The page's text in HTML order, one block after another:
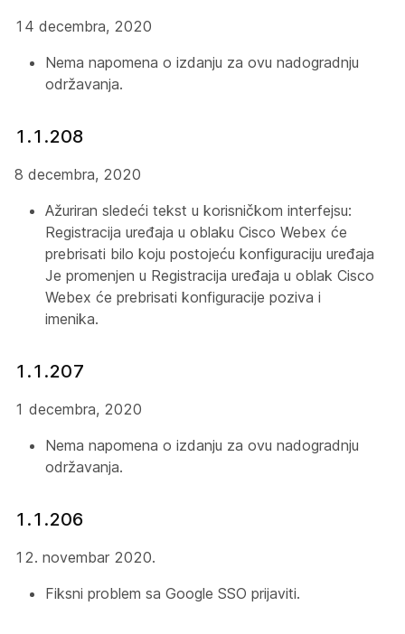
14 decembra, 2020
Nema napomena o izdanju za ovu nadogradnju
održavanja.
1.1.208
8 decembra, 2020
Ažuriran sledeći tekst u korisničkom interfejsu:
Registracija uređaja u oblaku Cisco Webex će
prebrisati bilo koju postojeću konfiguraciju uređaja
Je promenjen u Registracija uređaja u oblak Cisco
Webex će prebrisati konfiguracije poziva i
imenika.
1.1.207
1 decembra, 2020
Nema napomena o izdanju za ovu nadogradnju
održavanja.
1.1.206
12. novembar 2020.
Fiksni problem sa Google SSO prijaviti.